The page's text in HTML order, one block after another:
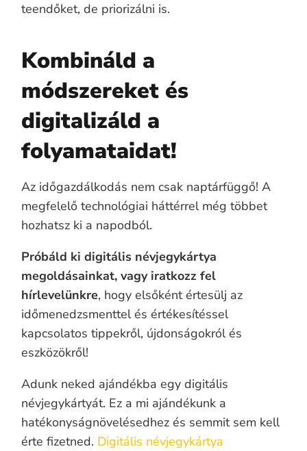
teendőket, de priorizálni is.
Kombináld a
módszereket és
digitalizáld a
folyamataidat!
Az időgazdálkodás nem csak naptárfüggő! A
megfelelő technológiai háttérrel még többet
hozhatsz ki a napodból.
Próbáld ki digitális névjegykártya
megoldásainkat, vagy iratkozz fel
hírlevelünkre, hogy elsőként értesülj az
időmenedzsmenttel és értékesítéssel
kapcsolatos tippekről, újdonságokról és
eszközökről!
Adunk neked ajándékba egy digitális
névjegykártyát. Ez a mi ajándékunk a
hatékonyságnövelésedhez és semmit sem kell
érte fizetned. Digitális névjegykártya